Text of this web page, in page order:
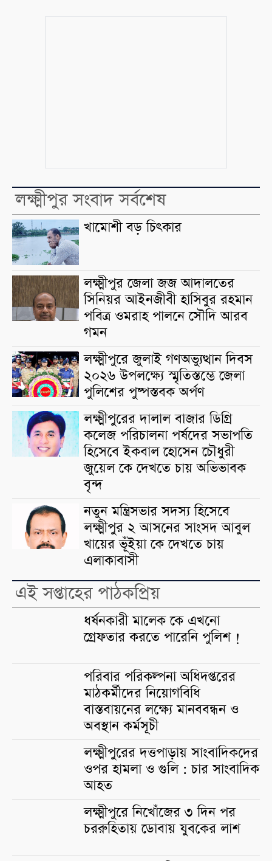
লক্ষ্মীপুর সংবাদ সর্বশেষ
খামোশী বড় চিৎকার
লক্ষ্মীপুর জেলা জজ আদালতের
সিনিয়র আইনজীবী হাসিবুর রহমান
পবিত্র ওমরাহ পালনে সৌদি আরব
গমন
লক্ষ্মীপুরে জুলাই গণঅভ্যুত্থান দিবস
২০২৬ উপলক্ষ্যে স্মৃতিস্তম্ভে জেলা
পুলিশের পুষ্পস্তবক অর্পণ
লক্ষ্মীপুরের দালাল বাজার ডিগ্রি
কলেজ পরিচালনা পর্ষদের সভাপতি
হিসেবে ইকবাল হোসেন চৌধুরী
জুয়েল কে দেখতে চায় অভিভাবক
বৃন্দ
নতুন মন্ত্রিসভার সদস্য হিসেবে
লক্ষ্মীপুর ২ আসনের সাংসদ আবুল
খায়ের ভূঁইয়া কে দেখতে চায়
এলাকাবাসী
এই সপ্তাহের পাঠকপ্রিয়
ধর্ষনকারী মালেক কে এখনো
গ্রেফতার করতে পারেনি পুলিশ !
পরিবার পরিকল্পনা অধিদপ্তরের
মাঠকর্মীদের নিয়োগবিধি
বাস্তবায়নের লক্ষ্যে মানববন্ধন ও
অবস্থান কর্মসূচী
লক্ষ্মীপুরের দত্তপাড়ায় সাংবাদিকদের
ওপর হামলা ও গুলি : চার সাংবাদিক
আহত
লক্ষ্মীপুরে নিখোঁজের ৩ দিন পর
চররুহিতায় ডোবায় যুবকের লাশ